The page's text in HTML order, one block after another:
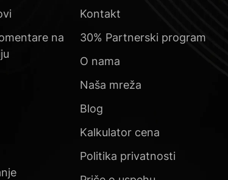
na
Kontakt
30% Partnerski program
O nama
Naša mreža
Blog
Kalkulator cena
Politika privatnosti